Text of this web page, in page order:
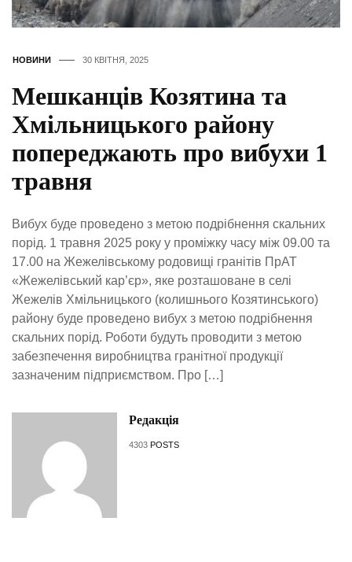
НОВИНИ 30 КВІТНЯ, 2025
Мешканців Козятина та
Хмільницького району
попереджають про вибухи 1
травня
Вибух буде проведено з метою подрібнення скальних
порід. 1 травня 2025 року у проміжку часу між 09.00 та
17.00 на Жежелівському родовищі гранітів ПрАТ
«Жежелівський кар’єр», яке розташоване в селі
Жежелів Хмільницького (колишнього Козятинського)
району буде проведено вибух з метою подрібнення
скальних порід. Роботи будуть проводити з метою
забезпечення виробництва гранітної продукції
зазначеним підприємством. Про […]
Редакція
4303 POSTS